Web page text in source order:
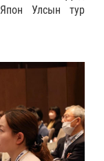
Улсын тур